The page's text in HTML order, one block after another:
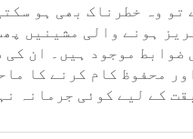
وہ خطرناک بھی ہو
ہونے والی مشینیں
موجود ہیں۔ ان کی
محفوظ کام کرنے کا
کے لیے کوئی جرمانہ